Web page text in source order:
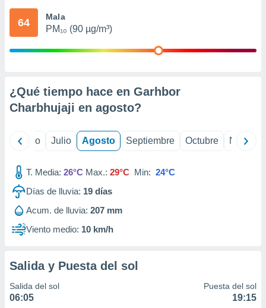
mediante
publicidad
1199
64 Mala
PM₁₀ (90 µg/m³)
¿Qué tiempo hace en Garhbor
Charbhujaji en agosto?
Junio Julio Agosto Septiembre Octubre
T. Media: 26°C Max.: 29°C Min: 24°C
Días de lluvia: 19 días
Acum. de lluvia: 207 mm
Viento medio: 10 km/h
Salida y Puesta del sol
Salida del sol
06:05
Puesta del sol
19:15